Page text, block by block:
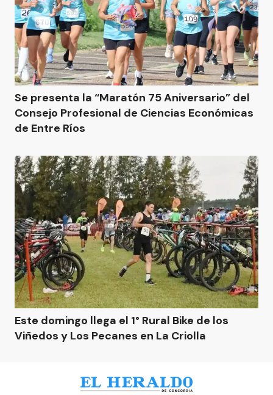
Se presenta la “Maratón 75 Aniversario” del
Consejo Profesional de Ciencias Económicas
de Entre Ríos
Este domingo llega el 1° Rural Bike de los
Viñedos y Los Pecanes en La Criolla